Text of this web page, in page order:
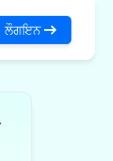
ਲੌਗਇਨ